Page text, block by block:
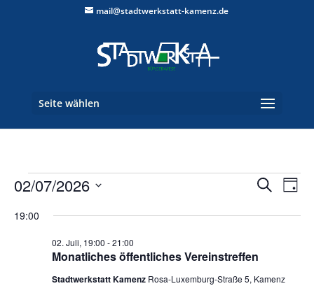
mail@stadtwerkstatt-kamenz.de
Seite wählen
Veranstaltungen
02.
2026
und
SucheTag
02/07/2026
wählen.
19:00
Monatliches öffentliches Vereinstreffen
02. Juli, 19:00 -21:00
Stadtwerkstatt Kamenz Rosa-Luxemburg-Straße 5, Kamenz